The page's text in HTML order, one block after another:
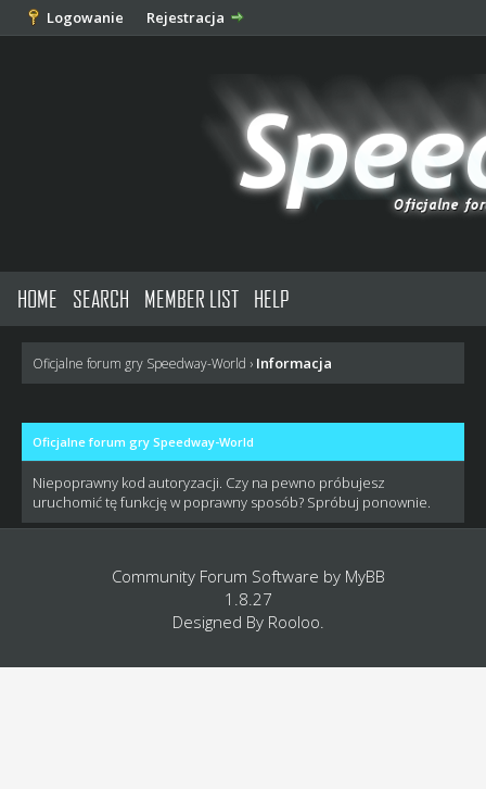
Logowanie Rejestracja
HOME SEARCH MEMBER LIST HELP
Oficjalne forum gry Speedway-World › Informacja
Oficjalne forum gry Speedway-World
Niepoprawny kod autoryzacji. Czy na pewno próbujesz
uruchomić tę funkcję w poprawny sposób? Spróbuj ponownie.
Community Forum Software by MyBB
1.8.27
Designed By Rooloo.